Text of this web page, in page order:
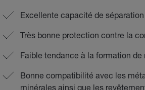
Excellente capacité de
Très bonne protection contre la
Faible tendance à la formation de
Bonne compatibilité avec les
minérales ainsi que les